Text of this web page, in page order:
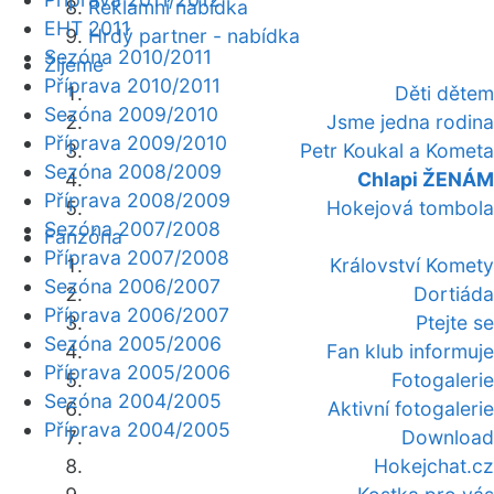
Reklamní nabídka
Hrdý partner - nabídka
Žijeme
Děti dětem
Jsme jedna rodina
Petr Koukal a Kometa
Chlapi ŽENÁM
Hokejová tombola
Fanzóna
Království Komety
Dortiáda
Ptejte se
Fan klub informuje
Fotogalerie
Aktivní fotogalerie
Download
Hokejchat.cz
EHT 2011
Sezóna 2010/2011
Příprava 2010/2011
Sezóna 2009/2010
Příprava 2009/2010
Sezóna 2008/2009
Příprava 2008/2009
Sezóna 2007/2008
Příprava 2007/2008
Sezóna 2006/2007
Příprava 2006/2007
Sezóna 2005/2006
Příprava 2005/2006
Sezóna 2004/2005
Příprava 2004/2005